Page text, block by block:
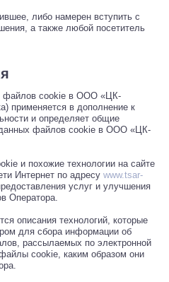
либо намерен вступить с
а также любой посетитель
файлов cookie в ООО «ЦК-
применяется в дополнение к
и определяет общие
данных файлов cookie в ООО «ЦК-
и похожие технологии на сайте
Интернет по адресу www.tsar-
услуг и улучшения
Оператора.
описания технологий, которые
для сбора информации об
рассылаемых по электронной
cookie, каким образом они